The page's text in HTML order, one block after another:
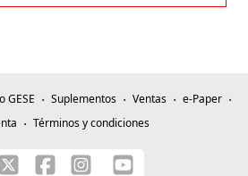
GESE Suplementos Ventas
e-Paper
Términos y condiciones